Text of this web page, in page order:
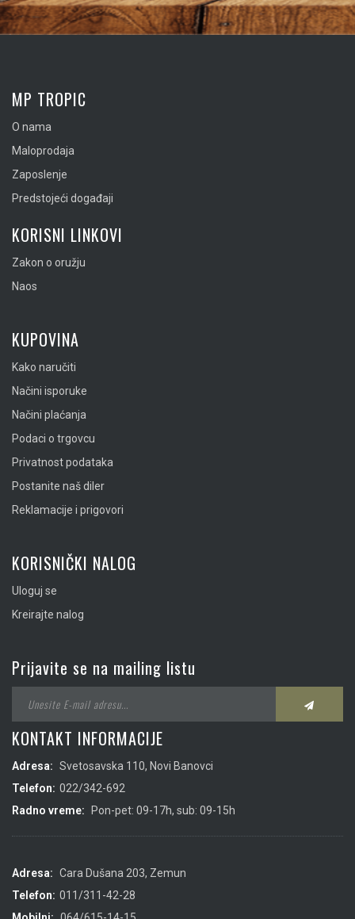
MP TROPIC
O nama
Maloprodaja
Zaposlenje
Predstojeći događaji
KORISNI LINKOVI
Zakon o oružju
Naos
KUPOVINA
Kako naručiti
Načini isporuke
Načini plaćanja
Podaci o trgovcu
Privatnost podataka
Postanite naš diler
Reklamacije i prigovori
KORISNIČKI NALOG
Uloguj se
Kreirajte nalog
Prijavite se na mailing listu
KONTAKT INFORMACIJE
Adresa: Svetosavska 110, Novi Banovci
Telefon: 022/342-692
Radno vreme:
Pon-pet: 09-17h, sub: 09-15h
Adresa: Cara Dušana 203, Zemun
Telefon: 011/311-42-28